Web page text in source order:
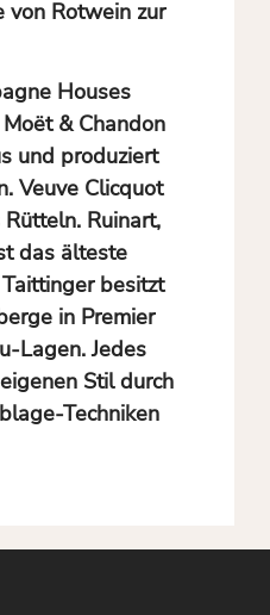
von Rotwein zur
Houses
Moët & Chandon
und produziert
. Veuve Clicquot
Ruinart,
das älteste
Taittingerbesitzt
in Premier
Lagen. Jedes
Stil durch
Techniken